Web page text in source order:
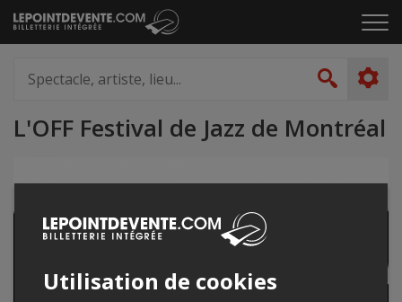
Passer
au
le
artiste,
lieu...
L'OFF Festival de Jazz de Montréal
Utilisation de cookies